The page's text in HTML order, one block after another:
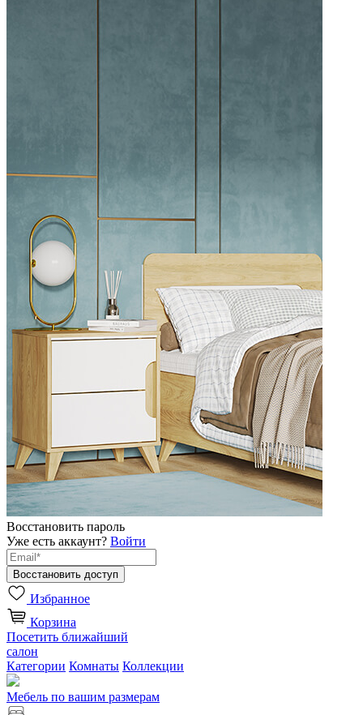
Восстановить пароль
Уже есть аккаунт? Войти
Избранное
Корзина
Посетить ближайший
салон
Категории Комнаты Коллекции
Мебель по вашим размерам